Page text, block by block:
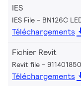
IES
IES File - BN126C
Téléchargements
Fichier Revit
Revit file -
Téléchargements